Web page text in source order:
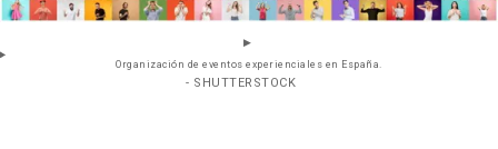
Organización de eventos experienciales en España.
- SHUTTERSTOCK